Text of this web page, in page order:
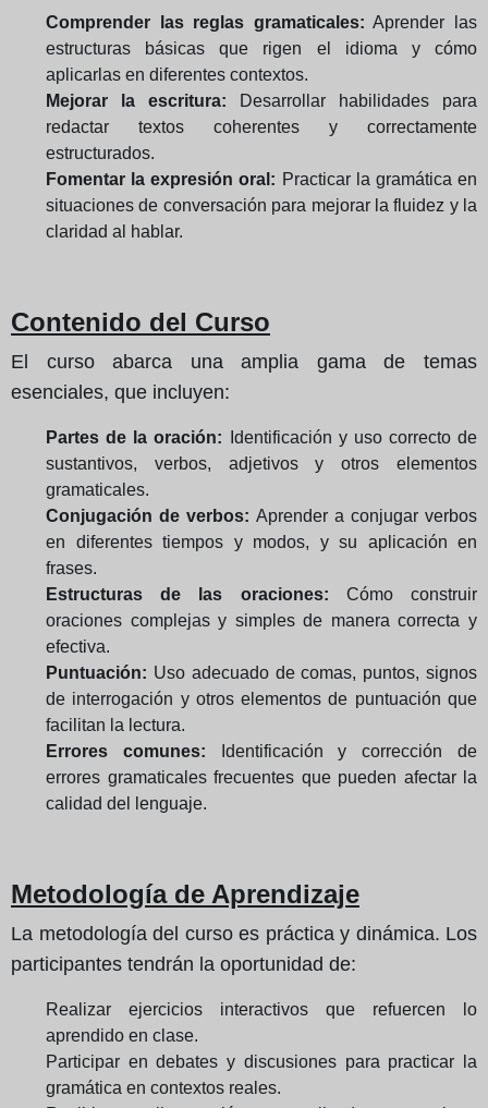
Comprender las reglas gramaticales: Aprender las
estructuras básicas que rigen el idioma y cómo
aplicarlas en diferentes contextos.
Mejorar la escritura: Desarrollar habilidades para
redactar textos coherentes y correctamente
estructurados.
Fomentar la expresión oral: Practicar la gramática en
situaciones de conversación para mejorar la fluidez y la
claridad al hablar.
Contenido del Curso
El curso abarca una amplia gama de temas
esenciales, que incluyen:
Partes de la oración: Identificación y uso correcto de
sustantivos, verbos, adjetivos y otros elementos
gramaticales.
Conjugación de verbos: Aprender a conjugar verbos
en diferentes tiempos y modos, y su aplicación en
frases.
Estructuras de las oraciones: Cómo construir
oraciones complejas y simples de manera correcta y
efectiva.
Puntuación: Uso adecuado de comas, puntos, signos
de interrogación y otros elementos de puntuación que
facilitan la lectura.
Errores comunes: Identificación y corrección de
errores gramaticales frecuentes que pueden afectar la
calidad del lenguaje.
Metodología de Aprendizaje
La metodología del curso es práctica y dinámica. Los
participantes tendrán la oportunidad de:
Realizar ejercicios interactivos que refuercen lo
aprendido en clase.
Participar en debates y discusiones para practicar la
gramática en contextos reales.